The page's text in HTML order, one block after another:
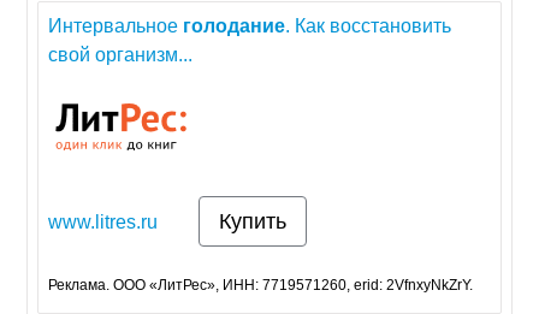
Интервальное голодание. Как восстановить
свой организм...
www.litres.ru Купить
Реклама. ООО «ЛитРес», ИНН: 7719571260, erid: 2VfnxyNkZrY.